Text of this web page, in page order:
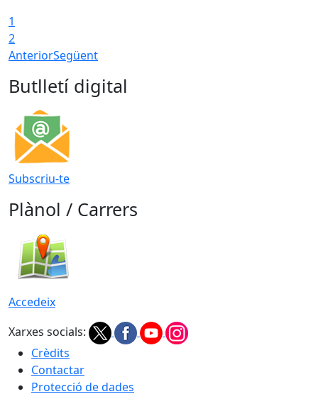
1
2
AnteriorSegüent
Butlletí digital
Subscriu-te
Plànol / Carrers
Accedeix
Xarxes socials:
Crèdits
Contactar
Protecció de dades